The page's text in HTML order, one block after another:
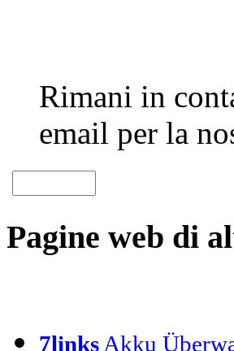
Rimani in
email per la
Pagine web di
7links Akku